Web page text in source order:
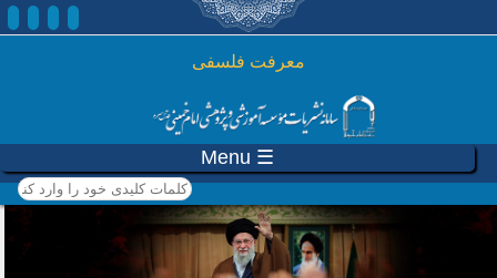
رفتن به محتوای اصلی
معرفت فلسفی
☰ Menu
کلمات کلیدی خود را وارد
کنید